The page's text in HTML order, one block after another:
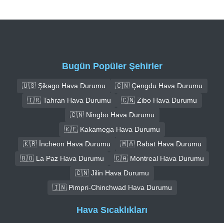
Bugün Popüler Şehirler
🇺🇸 Şikago Hava Durumu
🇨🇳 Çengdu Hava Durumu
🇮🇷 Tahran Hava Durumu
🇨🇳 Zibo Hava Durumu
🇨🇳 Ningbo Hava Durumu
🇰🇪 Kakamega Hava Durumu
🇰🇷 İncheon Hava Durumu
🇲🇦 Rabat Hava Durumu
🇧🇴 La Paz Hava Durumu
🇨🇦 Montreal Hava Durumu
🇨🇳 Jilin Hava Durumu
🇮🇳 Pimpri-Chinchwad Hava Durumu
Hava Sıcaklıkları